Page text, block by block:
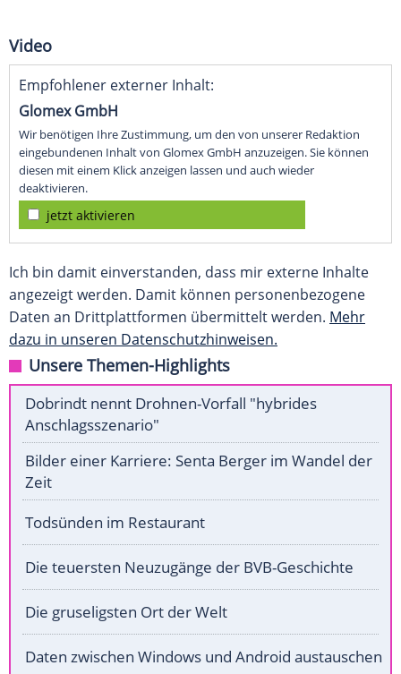
Video
Empfohlener externer Inhalt:
Glomex GmbH
Wir benötigen Ihre Zustimmung, um den von unserer Redaktion
eingebundenen Inhalt von Glomex GmbH anzuzeigen. Sie können
diesen mit einem Klick anzeigen lassen und auch wieder
deaktivieren.
jetzt aktivieren
Ich bin damit einverstanden, dass mir externe Inhalte
angezeigt werden. Damit können personenbezogene
Daten an Drittplattformen übermittelt werden. Mehr
dazu in unseren Datenschutzhinweisen.
Unsere Themen-Highlights
Dobrindt nennt Drohnen-Vorfall "hybrides
Anschlagsszenario"
Bilder einer Karriere: Senta Berger im Wandel der
Zeit
Todsünden im Restaurant
Die teuersten Neuzugänge der BVB-Geschichte
Die gruseligsten Ort der Welt
Daten zwischen Windows und Android austauschen